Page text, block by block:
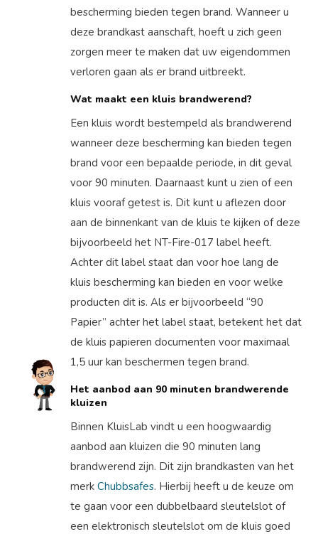
bescherming bieden tegen brand. Wanneer u
deze brandkast aanschaft, hoeft u zich geen
zorgen meer te maken dat uw eigendommen
verloren gaan als er brand uitbreekt.
Wat maakt een kluis brandwerend?
Een kluis wordt bestempeld als brandwerend
wanneer deze bescherming kan bieden tegen
brand voor een bepaalde periode, in dit geval
voor 90 minuten. Daarnaast kunt u zien of een
kluis vooraf getest is. Dit kunt u aflezen door
aan de binnenkant van de kluis te kijken of deze
bijvoorbeeld het NT-Fire-017 label heeft.
Achter dit label staat dan voor hoe lang de
kluis bescherming kan bieden en voor welke
producten dit is. Als er bijvoorbeeld “90
Papier” achter het label staat, betekent het dat
de kluis papieren documenten voor maximaal
1,5 uur kan beschermen tegen brand.
Het aanbod aan 90 minuten brandwerende
kluizen
Binnen KluisLab vindt u een hoogwaardig
aanbod aan kluizen die 90 minuten lang
brandwerend zijn. Dit zijn brandkasten van het
merkChubbsafes. Hierbij heeft u de keuze om
te gaan voor een dubbelbaard sleutelslot of
een elektronisch sleutelslot om de kluis goed